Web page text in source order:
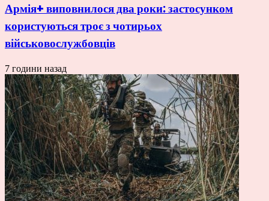
Армія+ виповнилося два роки: застосунком
користуються троє з чотирьох
військовослужбовців
7 години назад